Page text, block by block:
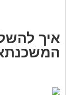
איך
המשכנתא